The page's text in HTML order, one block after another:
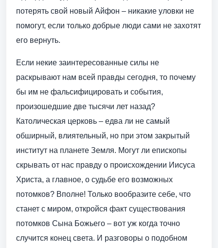
потерять свой новый Айфон – никакие уловки не
помогут, если только добрые люди сами не захотят
его вернуть.
Если некие заинтересованные силы не
раскрывают нам всей правды сегодня, то почему
бы им не фальсифицировать и события,
произошедшие две тысячи лет назад?
Католическая церковь – едва ли не самый
обширный, влиятельный, но при этом закрытый
институт на планете Земля. Могут ли епископы
скрывать от нас правду о происхождении Иисуса
Христа, а главное, о судьбе его возможных
потомков? Вполне! Только вообразите себе, что
станет с миром, откройся факт существования
потомков Сына Божьего – вот уж когда точно
случится конец света. И разговоры о подобном